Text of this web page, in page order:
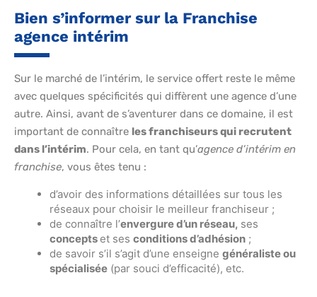
Bien s’informer sur la Franchise
agence intérim
Sur le marché de l’intérim, le service offert reste le même
avec quelques spécificités qui diffèrent une agence d’une
autre. Ainsi, avant de s’aventurer dans ce domaine, il est
important de connaître les franchiseurs qui recrutent
dans l’intérim. Pour cela, en tant qu’agence d’intérim en
franchise, vous êtes tenu :
d’avoir des informations détaillées sur tous les
réseaux pour choisir le meilleur franchiseur ;
de connaître l’envergure d’un réseau, ses
concepts et ses conditions d’adhésion ;
de savoir s’il s’agit d’une enseigne généraliste ou
spécialisée (par souci d’efficacité), etc.